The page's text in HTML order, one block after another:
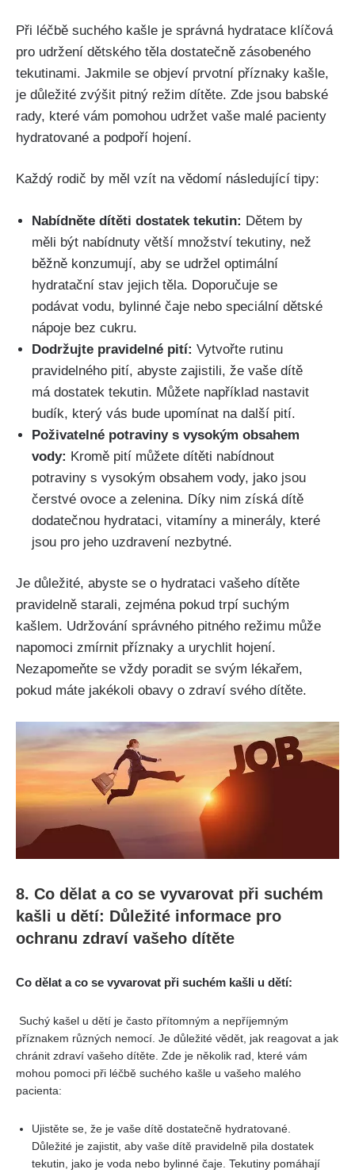
Při léčbě suchého ‌kašle je‌ správná hydratace⁤ klíčová
pro udržení dětského těla ⁢dostatečně zásobeného
tekutinami. Jakmile se ⁣objeví prvotní příznaky⁣ kašle,
je důležité⁢ zvýšit pitný režim dítěte. Zde jsou babské
⁢rady, ⁤které‌ vám pomohou udržet vaše ⁤malé pacienty
hydratované a​ podpoří ‌hojení.
Každý rodič by měl vzít na vědomí⁣ následující‍ tipy:
Nabídněte dítěti dostatek‌ tekutin: Dětem by
‍měli být nabídnuty větší ​množství tekutiny, než
běžně konzumují, aby se udržel optimální
hydratační stav jejich těla. Doporučuje ‍se
podávat ⁣vodu, bylinné čaje nebo speciální dětské
nápoje bez cukru.
Dodržujte⁣ pravidelné pití: ‍Vytvořte rutinu
pravidelného ‌pití, abyste zajistili, že ⁣vaše dítě​
má dostatek tekutin. Můžete například nastavit
budík, který vás bude upomínat na ‍další pití.
Poživatelné potraviny s vysokým obsahem
vody: Kromě pití můžete dítěti ⁣nabídnout
potraviny s ⁤vysokým ⁢obsahem⁢ vody, jako jsou
čerstvé ovoce a zelenina. Díky ‍nim získá dítě
dodatečnou hydrataci, vitamíny a minerály, které
jsou pro⁣ jeho uzdravení nezbytné.
Je důležité, abyste se o hydrataci vašeho dítěte
⁤pravidelně starali, zejména pokud trpí suchým
kašlem. Udržování správného⁣ pitného režimu může
napomoci‌ zmírnit ⁢příznaky a urychlit hojení.
Nezapomeňte se vždy poradit se svým lékařem,​
pokud máte jakékoli​ obavy o zdraví svého dítěte.
8. Co⁢ dělat a ​co se vyvarovat při suchém
kašli u dětí: Důležité informace​ pro
ochranu zdraví vašeho dítěte
Co dělat a co se vyvarovat při suchém kašli u dětí:
⁤ Suchý kašel u dětí je často přítomným a nepříjemným
příznakem různých ⁣nemocí. Je důležité vědět, ‌jak reagovat a jak​
chránit zdraví vašeho dítěte. Zde je několik ‌rad, které vám
mohou pomoci⁤ při‍ léčbě suchého kašle u vašeho ⁤malého
pacienta:
Ujistěte se, že je vaše dítě ​dostatečně hydratované.
⁢Důležité je⁢ zajistit, aby vaše dítě pravidelně pila dostatek⁣
tekutin, ‍jako je voda nebo ‌bylinné čaje. Tekutiny pomáhají